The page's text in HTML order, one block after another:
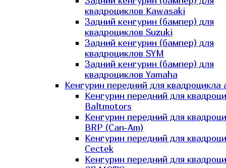
квадроциклов Kawasaki
Задний кенгурин (бампер) для
квадроциклов Suzuki
Задний кенгурин (бампер) для
квадроциклов SYM
Задний кенгурин (бампер) для
квадроциклов Yamaha
Кенгурин передний для квадроцикла
Кенгурин передний для
Baltmotors
Кенгурин передний для
BRP (Can-Am)
Кенгурин передний для
Cectek
Кенгурин передний для